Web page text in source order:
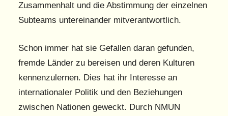
Zusammenhalt und die Abstimmung der einzelnen
Subteams untereinander mitverantwortlich.
Schon immer hat sie Gefallen daran gefunden,
fremde Länder zu bereisen und deren Kulturen
kennenzulernen. Dies hat ihr Interesse an
internationaler Politik und den Beziehungen
zwischen Nationen geweckt. Durch NMUN